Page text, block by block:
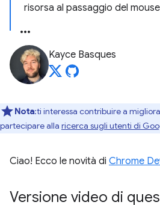
risorsa al passaggio del mouse
Kayce Basques
Nota:ti interessa contribuire a
partecipare alla ricerca sugli utenti di
Ciao! Ecco le novità di Chrome
Versione video di